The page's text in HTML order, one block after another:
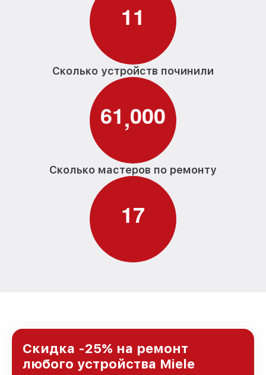
11
Сколько устройств починили
61,000
Сколько мастеров по ремонту
17
Скидка -25% на ремонт
любого устройства Miele